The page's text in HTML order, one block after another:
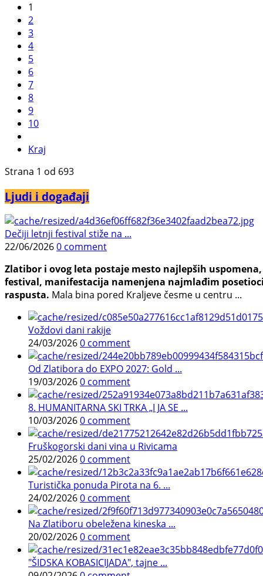
1
2
3
4
5
6
7
8
9
10
Kraj
Strana 1 od 693
Ljudi i događaji
Dečiji letnji festival stiže na ...
22/06/20260 comment
Zlatibor i ovog leta postaje mesto najlepših
festival, manifestacija namenjena najmlađim
raspusta. Mala bina pored Kraljeve česme u centru ...
Voždovi dani rakije
24/03/20260 comment
Od Zlatibora do EXPO 2027: Gold ...
19/03/20260 comment
8. HUMANITARNA SKI TRKA „I JA SE ...
10/03/20260 comment
Fruškogorski dani vina u Rivicama
25/02/20260 comment
Turistička ponuda Pirota na 6. ...
24/02/20260 comment
Na Zlatiboru obeležena kineska ...
20/02/20260 comment
"ŠIDSKA KOBASICIJADA", tajne ...